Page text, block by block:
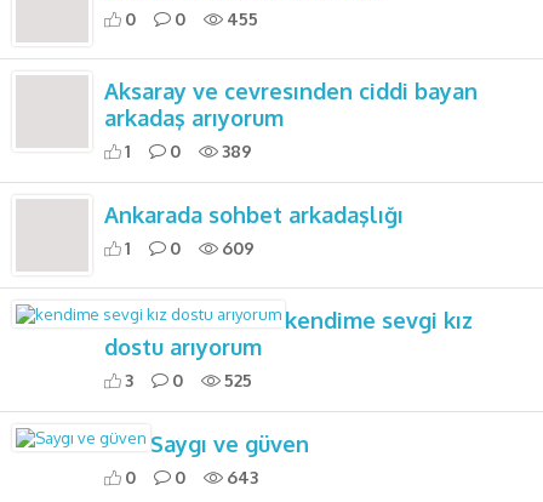
0 0 455
Aksaray ve cevresınden ciddi bayan
arkadaş arıyorum
1 0 389
Ankarada sohbet arkadaşlığı
1 0 609
kendime sevgi kız
dostu arıyorum
3 0 525
Saygı ve güven
0 0 643